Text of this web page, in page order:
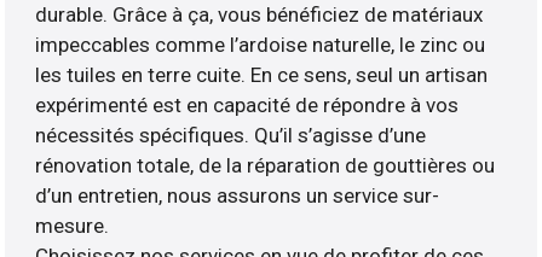
durable. Grâce à ça, vous bénéficiez de matériaux
impeccables comme l’ardoise naturelle, le zinc ou
les tuiles en terre cuite. En ce sens, seul un artisan
expérimenté est en capacité de répondre à vos
nécessités spécifiques. Qu’il s’agisse d’une
rénovation totale, de la réparation de gouttières ou
d’un entretien, nous assurons un service sur-
mesure.